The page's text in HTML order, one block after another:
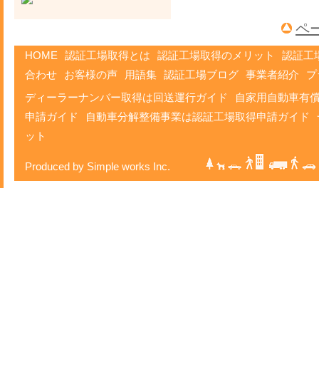
ペ
HOME 認証工場取得とは 認証工場取得のメリット
認証工
合わせ
お客様の声 用語集 認証工場ブログ 事業者紹介
ディーラーナンバー取得は回送運行ガイド
自家用自動車有
申請ガイド
自動車分解整備事業は認証工場取得申請ガイド
ット
Produced by Simple works Inc.